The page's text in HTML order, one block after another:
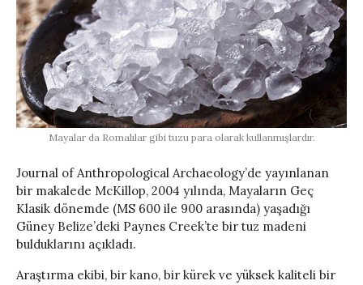
Mayalar da Romalılar gibi tuzu para olarak kullanmışlardır.
Journal of Anthropological Archaeology’de yayınlanan
bir makalede McKillop, 2004 yılında, Mayaların Geç
Klasik dönemde (MS 600 ile 900 arasında) yaşadığı
Güney Belize’deki Paynes Creek’te bir tuz madeni
bulduklarını açıkladı.
Araştırma ekibi, bir kano, bir kürek ve yüksek kaliteli bir